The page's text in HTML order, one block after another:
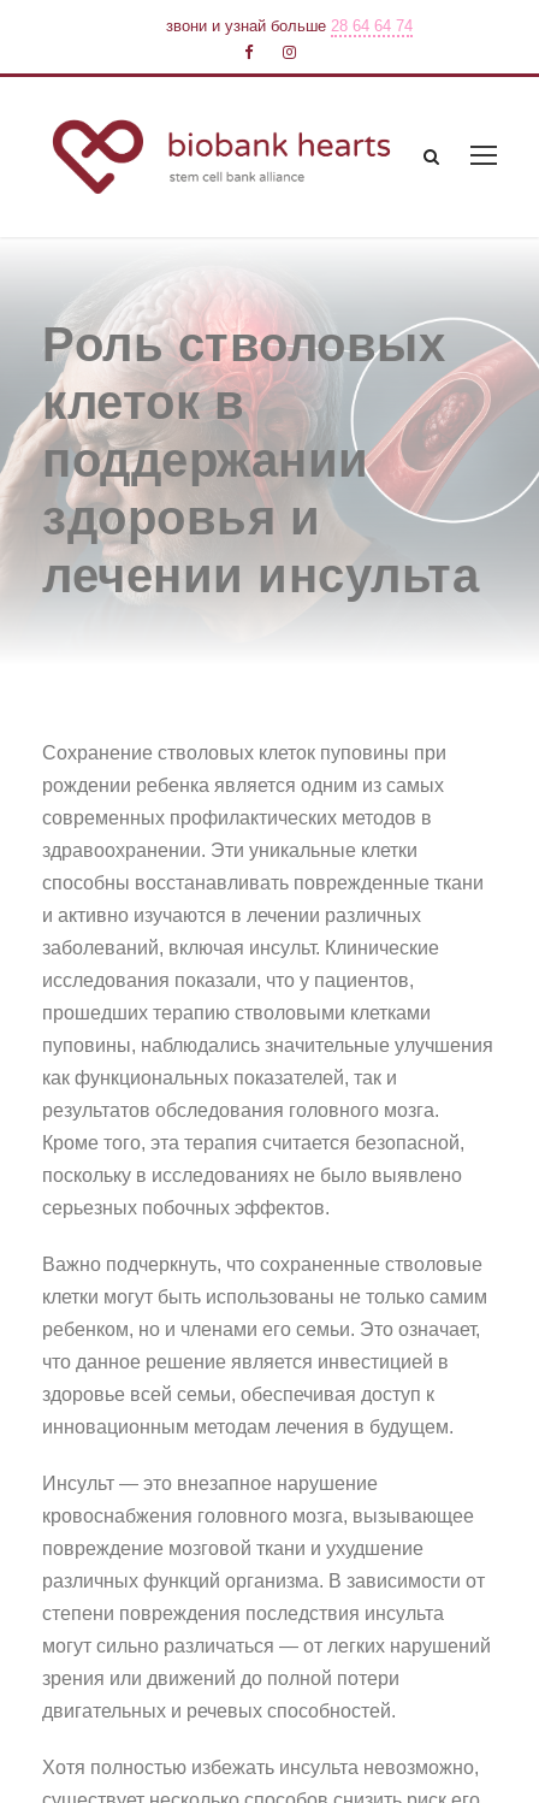
звони и узнай больше28 64 64 74
Роль стволовых
клеток в
поддержании
здоровья и
лечении инсульта
Сохранение стволовых клеток пуповины при
рождении ребенка является одним из самых
современных профилактических методов в
здравоохранении. Эти уникальные клетки
способны восстанавливать поврежденные ткани
и активно изучаются в лечении различных
заболеваний, включая инсульт. Клинические
исследования показали, что у пациентов,
прошедших терапию стволовыми клетками
пуповины, наблюдались значительные улучшения
как функциональных показателей, так и
результатов обследования головного мозга.
Кроме того, эта терапия считается безопасной,
поскольку в исследованиях не было выявлено
серьезных побочных эффектов.
Важно подчеркнуть, что сохраненные стволовые
клетки могут быть использованы не только самим
ребенком, но и членами его семьи. Это означает,
что данное решение является инвестицией в
здоровье всей семьи, обеспечивая доступ к
инновационным методам лечения в будущем.
Инсульт — это внезапное нарушение
кровоснабжения головного мозга, вызывающее
повреждение мозговой ткани и ухудшение
различных функций организма. В зависимости от
степени повреждения последствия инсульта
могут сильно различаться — от легких нарушений
зрения или движений до полной потери
двигательных и речевых способностей.
Хотя полностью избежать инсульта невозможно,